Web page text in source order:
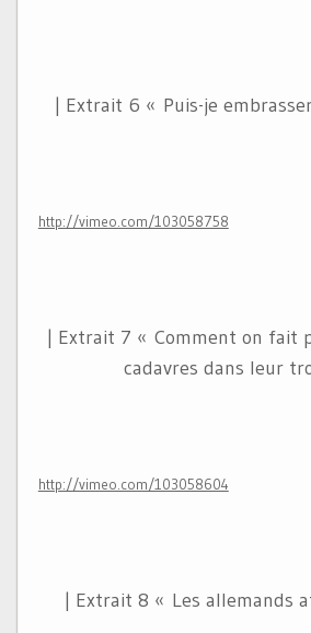
| Extrait 6 « Puis-je
http://vimeo.com/103058758
| Extrait 7 « Comment on fait
cadavres dans leur
http://vimeo.com/103058604
| Extrait 8 « Les allemands